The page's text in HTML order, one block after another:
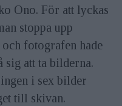
Ono. För att lyckas
stoppa upp
fotografen hade
sig att ta bilderna.
i sex bilder
till skivan.